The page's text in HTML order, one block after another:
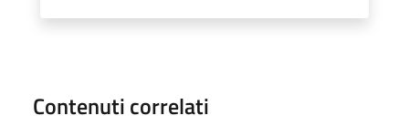
Contenuti correlati